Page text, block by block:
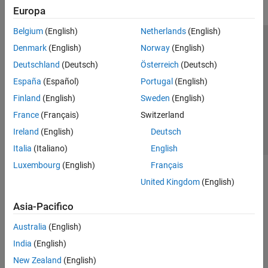
Europa
Belgium (English)
Denmark (English)
Deutschland (Deutsch)
España (Español)
Finland (English)
France (Français)
Ireland (English)
Italia (Italiano)
Luxembourg (English)
Netherlands(English)
Norway(English)
Österreich (Deutsch)
Portugal (English)
Sweden (English)
Switzerland
Deutsch
English
Français
United Kingdom(English)
Asia-Pacifico
Australia (English)
India (English)
New Zealand (English)
Centro di fiducia
Informativa sulla privacy
Antipirateria
Stato dell'applicazione
Contatti
© 1994-2026 The MathWorks, Inc.